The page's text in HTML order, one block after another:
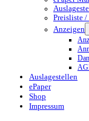
Preisliste
Anzeigen
Auslagestellen
ePaper
Shop
Impressum